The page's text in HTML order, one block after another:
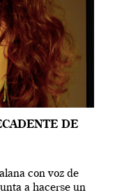
DE
con voz de
a hacerse un